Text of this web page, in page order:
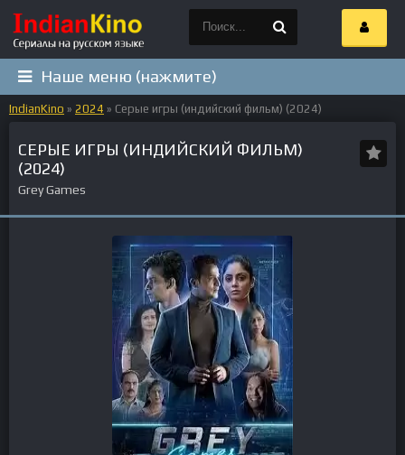
Наше меню (нажмите)
IndianKino » 2024 » Серые игры (индийский фильм) (2024)
СЕРЫЕ ИГРЫ (ИНДИЙСКИЙ ФИЛЬМ)
(2024)
Grey Games